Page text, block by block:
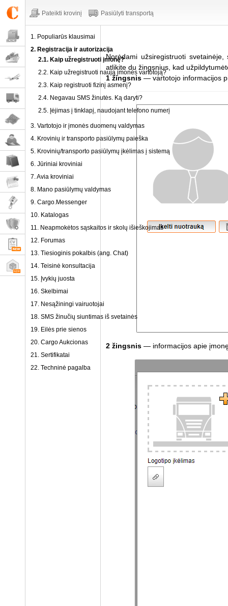
Pateikti krovinį Pasiūlyti transportą
1. Populiarūs klausimai
2. Registracija ir autorizacija
2.1. Kaip užregistruoti įmonę?
2.2. Kaip užregistruoti naują įmonės vartotoją?
2.3. Kaip registruoti fizinį asmenį?
2.4. Negavau SMS žinutės. Ką daryti?
2.5. Įėjimas į tinklapį, naudojant telefono numerį
3. Vartotojo ir įmonės duomenų valdymas
4. Krovinių ir transporto pasiūlymų paieška
5. Krovinių/transporto pasiūlymų įkėlimas į sistemą
6. Jūriniai kroviniai
7. Avia kroviniai
8. Mano pasiūlymų valdymas
9. Cargo.Messenger
10. Katalogas
11. Neapmokėtos sąskaitos ir skolų išieškojimas
12. Forumas
13. Tiesioginis pokalbis (ang. Chat)
14. Teisinė konsultacija
15. Įvykių juosta
16. Skelbimai
17. Nesąžiningi vairuotojai
18. SMS žinučių siuntimas iš svetainės
19. Eilės prie sienos
20. Cargo Aukcionas
21. Sertifikatai
22. Techninė pagalba
Norėdami užsiregistruoti
atlikite du žingsnius, kad
1 žingsnis — vartotojo informacijos
2 žingsnis — informacijos apie